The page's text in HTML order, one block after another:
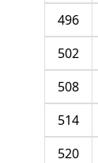
496
502
508
514
520